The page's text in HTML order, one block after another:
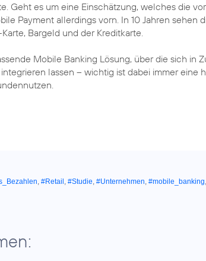
Geht es um eine Einschätzung, welches die
Payment allerdings vorn. In 10 Jahren sehen
Bargeld und der Kreditkarte.
Mobile Banking Lösung, über die sich in
lassen – wichtig ist dabei immer eine
, #Retail , #Studie, #Unternehmen, #mobile_banking,